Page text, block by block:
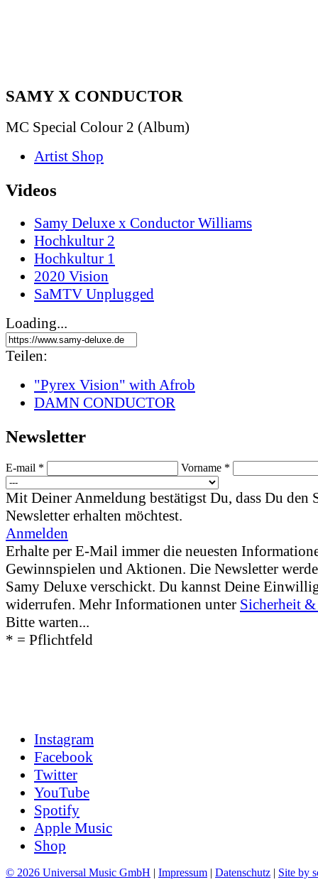
SAMY X CONDUCTOR
MC Special Colour 2 (Album)
Artist Shop
Videos
Samy Deluxe x Conductor Williams
Hochkultur 2
Hochkultur 1
2020 Vision
SaMTV Unplugged
Loading...
Teilen:
"Pyrex Vision" with Afrob
DAMN CONDUCTOR
News­letter
E-mail * Vorname *
Mit Deiner Anmeldung bestätigst Du, dass Du den
Newsletter erhalten möchtest.
Anmelden
Erhalte per E-Mail immer die neuesten
Gewinnspielen und Aktionen. Die Newsletter
Samy Deluxe verschickt. Du kannst Deine
widerrufen. Mehr Informationen unter Sicherheit
Bitte warten...
* = Pflichtfeld
Instagram
Facebook
Twitter
YouTube
Spotify
Apple Music
Shop
© 2026 Universal Music GmbH Impressum Datenschutz Site by